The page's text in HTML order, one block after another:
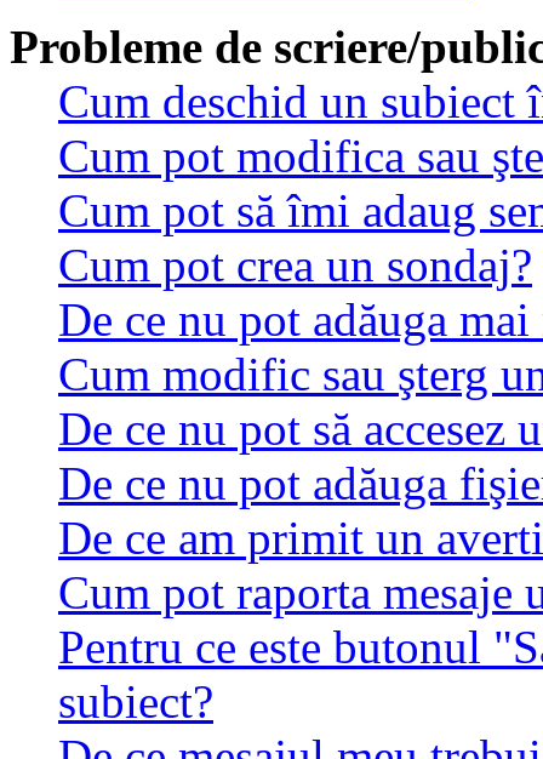
Probleme de scriere/
Cum deschid un subiect
Cum pot modifica sau
Cum pot să îmi adaug
Cum pot crea un sondaj?
De ce nu pot adăuga
Cum modific sau şterg
De ce nu pot să accesez
De ce nu pot adăuga
De ce am primit un
Cum pot raporta mesaje
Pentru ce este butonul
subiect?